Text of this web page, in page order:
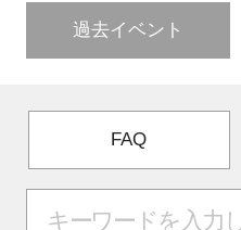
過去イベント
FAQ